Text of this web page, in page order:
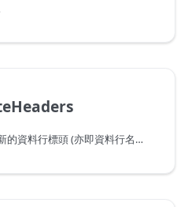
將第一個資料列的值升階為新的資料行標頭 (亦即資料行名稱)。